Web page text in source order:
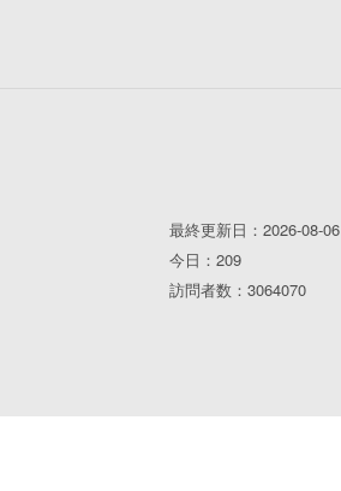
最終更新日：2026-08-06
今日：209
訪問者数：3064070